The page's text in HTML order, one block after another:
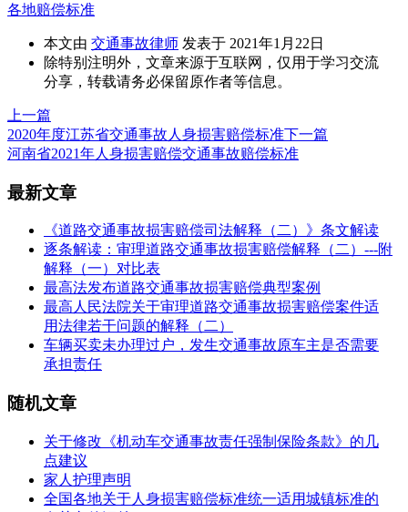
各地赔偿标准
本文由 交通事故律师 发表于 2021年1月22日
除特别注明外，文章来源于互联网，仅用于学习交流
分享，转载请务必保留原作者等信息。
上一篇
2020年度江苏省交通事故人身损害赔偿标准下一篇
河南省2021年人身损害赔偿交通事故赔偿标准
最新文章
《道路交通事故损害赔偿司法解释（二）》条文解读
逐条解读：审理道路交通事故损害赔偿解释（二）---附
解释（一）对比表
最高法发布道路交通事故损害赔偿典型案例
最高人民法院关于审理道路交通事故损害赔偿案件适
用法律若干问题的解释（二）
车辆买卖未办理过户，发生交通事故原车主是否需要
承担责任
随机文章
关于修改《机动车交通事故责任强制保险条款》的几
点建议
家人护理声明
全国各地关于人身损害赔偿标准统一适用城镇标准的